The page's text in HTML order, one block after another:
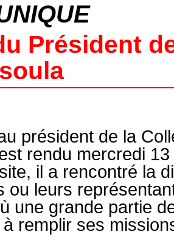
Président
président de la
rendu mercredi
il a rencontré la
ou leurs
une grande partie
remplir ses